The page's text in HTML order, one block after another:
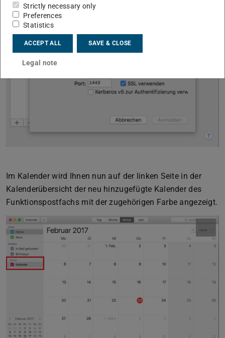
Im Kalender wird Ihnen nun auf der linken Seite in der
Kalenderübersicht der neu hinzugefügte Kalender des
Funktionspostfachs mit der zugehörigen Farbe angezeigt.
Strictly necessary only
Preferences
Statistics
ACCEPT ALL SAVE & CLOSE
Legal note